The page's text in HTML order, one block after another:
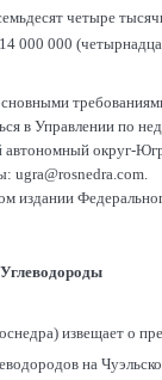
четыре
000 000
в Управлении по
округ-
ugra@rosnedra.com.
издании
извещает о
на